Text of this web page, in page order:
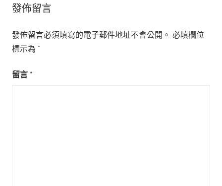
發佈留言
發佈留言必須填寫的電子郵件地址不會公開。 必填欄位
標示為 *
留言 *